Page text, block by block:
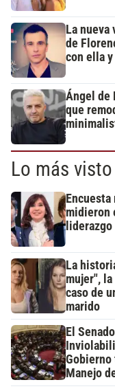
La
de
con ella
Ángel de
que
Lo más visto
midieron
La
mujer",
caso de
marido
El
Gobierno
Manejo